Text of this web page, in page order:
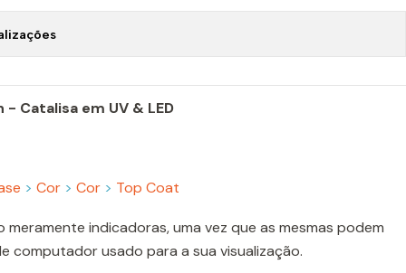
Catalisa em UV & LED
> Cor > Cor > Top Coat
indicadoras, uma vez que as mesmas podem
computador usado para a sua visualização.